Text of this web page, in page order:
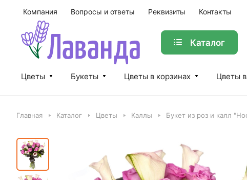
Компания Вопросы и ответы Реквизиты Контакты
Каталог
Цветы Букеты Цветы в корзинах Цветы
Главная Каталог Цветы Каллы Букет из роз и калл